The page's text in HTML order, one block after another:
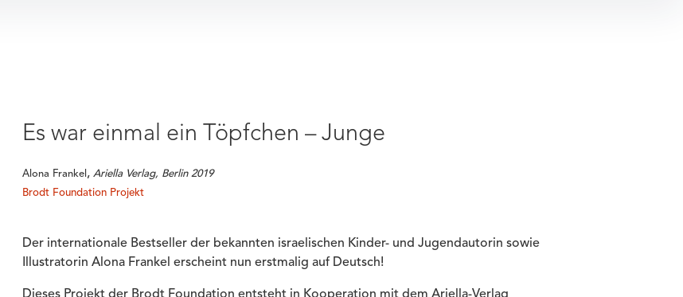
Es war einmal ein Töpfchen – Junge
Alona Frankel , Ariella Verlag, Berlin 2019
Brodt Foundation Projekt
Der internationale Bestseller der bekannten israelischen Kinder- und Jugendautorin sowie
Illustratorin Alona Frankel erscheint nun erstmalig auf Deutsch!